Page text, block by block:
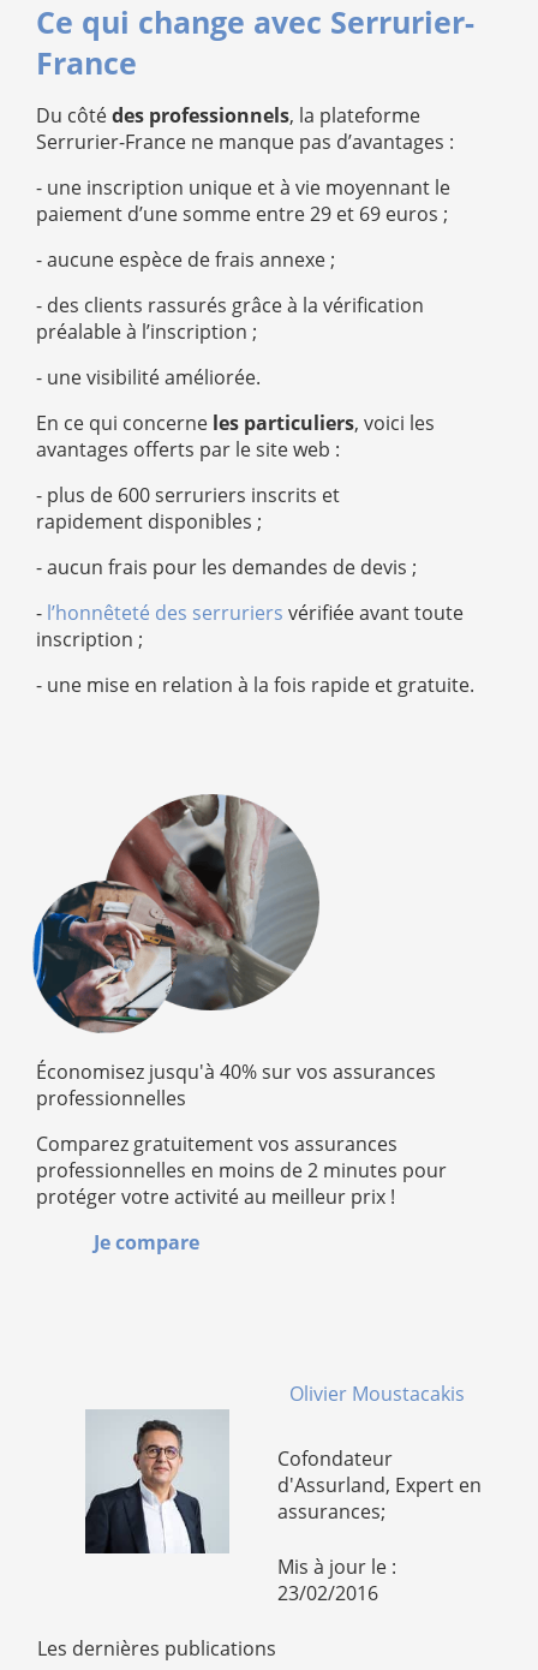
Ce qui change avec Serrurier-
France
Du côtédes professionnels, la plateforme
Serrurier-France ne manque pas d’avantages :
- une inscription unique et à vie moyennant le
paiement d’une somme entre 29 et 69 euros ;
- aucune espèce de frais annexe ;
- des clients rassurés grâce à la vérification
préalable à l’inscription ;
- une visibilité améliorée.
En ce qui concerne les particuliers, voici les
avantages offerts par le site web :
- plus de 600 serruriers inscrits et
rapidement disponibles ;
- aucun frais pour les demandes de devis ;
- l’honnêteté des serruriers vérifiée avant toute
inscription ;
- une mise en relation à la fois rapide et gratuite.
Économisez jusqu'à 40% sur vos assurances
professionnelles
Comparez gratuitement vos assurances
professionnelles en moins de 2 minutes pour
protéger votre activité au meilleur prix !
Je compare
Olivier Moustacakis
Cofondateur
d'Assurland, Expert en
assurances;
Mis à jour le :
23/02/2016
Les dernières publications